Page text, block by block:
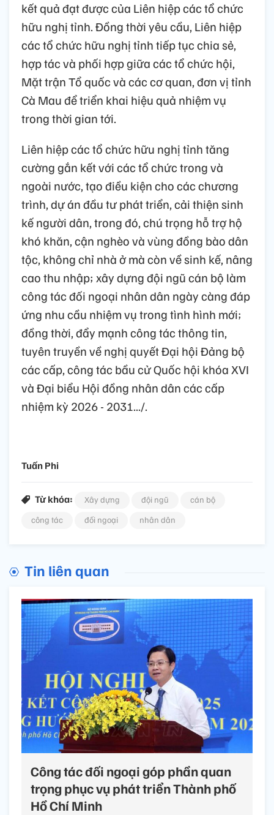
kết quả đạt được của Liên hiệp các tổ chức
hữu nghị tỉnh. Đồng thời yêu cầu, Liên hiệp
các tổ chức hữu nghị tỉnh tiếp tục chia sẻ,
hợp tác và phối hợp giữa các tổ chức hội,
Mặt trận Tổ quốc và các cơ quan, đơn vị tỉnh
Cà Mau để triển khai hiệu quả nhiệm vụ
trong thời gian tới.
Liên hiệp các tổ chức hữu nghị tỉnh tăng
cường gắn kết với các tổ chức trong và
ngoài nước, tạo điều kiện cho các chương
trình, dự án đầu tư phát triển, cải thiện sinh
kế người dân, trong đó, chú trọng hỗ trợ hộ
khó khăn, cận nghèo và vùng đồng bào dân
tộc, không chỉ nhà ở mà còn về sinh kế, nâng
cao thu nhập; xây dựng đội ngũ cán bộ làm
công tác đối ngoại nhân dân ngày càng đáp
ứng nhu cầu nhiệm vụ trong tình hình mới;
đồng thời, đẩy mạnh công tác thông tin,
tuyên truyền về nghị quyết Đại hội Đảng bộ
các cấp, công tác bầu cử Quốc hội khóa XVI
và Đại biểu Hội đồng nhân dân các cấp
nhiệm kỳ 2026 - 2031.../.
Tuấn Phi
Từ khóa: Xây dựng đội ngũ
cán bộ
công tác
đối ngoại nhân dân
Tin liên quan
Công tác đối ngoại góp phần quan
trọng phục vụ phát triển Thành phố
Hồ Chí Minh